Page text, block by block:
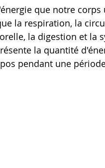
que notre
la respiration, la
la digestion et la
la quantité
pendant une